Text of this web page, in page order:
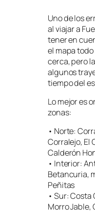
Uno de los
al viajar a
tener en
el mapa
cerca, pero
algunos
tiempo del
Lo mejor es
zonas:
• Norte:
Corralejo, El
Calderón
• Interior:
Betancuria,
Peñitas
• Sur: Costa
Morro Jable,